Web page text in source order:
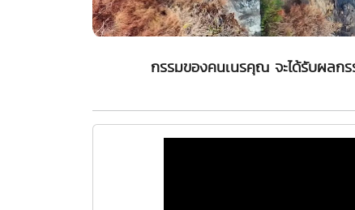
กรรมของคนเนรคุณ จะได้รับผลก